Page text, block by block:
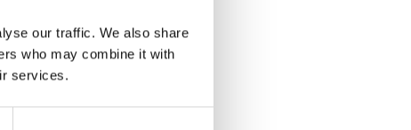
our traffic. We also share
who may combine it with
services.